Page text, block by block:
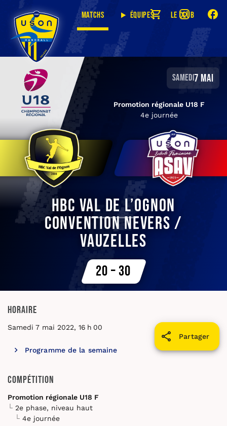
Matchs Équipes Le club
samedi7 mai
Promotion régionale U18 F
4e journée
HBC Val de l’Ognon
Convention Nevers /
Vauzelles
20 – 30
Horaire
Partager
Samedi 7 mai 2022, 16 h 00
Programme de la semaine
Compétition
Promotion régionale U18 F
2e phase, niveau haut
4e journée